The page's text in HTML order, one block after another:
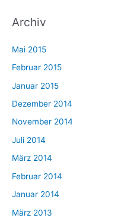
Archiv
Mai 2015
Februar 2015
Januar 2015
Dezember 2014
November 2014
Juli 2014
März 2014
Februar 2014
Januar 2014
März 2013